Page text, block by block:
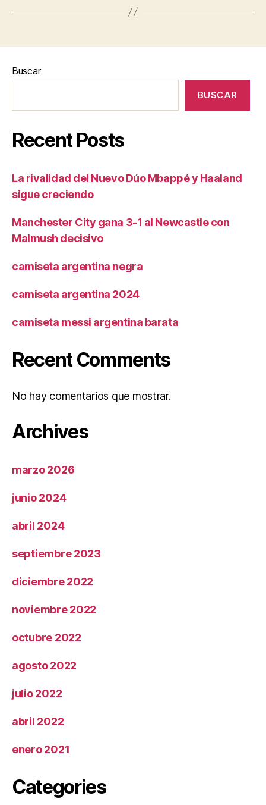
Buscar
BUSCAR
Recent Posts
La rivalidad del Nuevo Dúo Mbappé y Haaland
sigue creciendo
Manchester City gana 3-1 al Newcastle con
Malmush decisivo
camiseta argentina negra
camiseta argentina 2024
camiseta messi argentina barata
Recent Comments
No hay comentarios que mostrar.
Archives
marzo 2026
junio 2024
abril 2024
septiembre 2023
diciembre 2022
noviembre 2022
octubre 2022
agosto 2022
julio 2022
abril 2022
enero 2021
Categories